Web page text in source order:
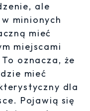
ale
minionych
mieć
miejscami
oznacza, że
mieć
dla
Pojawią się